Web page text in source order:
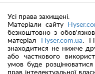
Усі права захищені.
Матеріали сайту
безкоштовно з
матеріал
Hyser.com.ua.
знаходитися не нижче
або часткового
умов буде